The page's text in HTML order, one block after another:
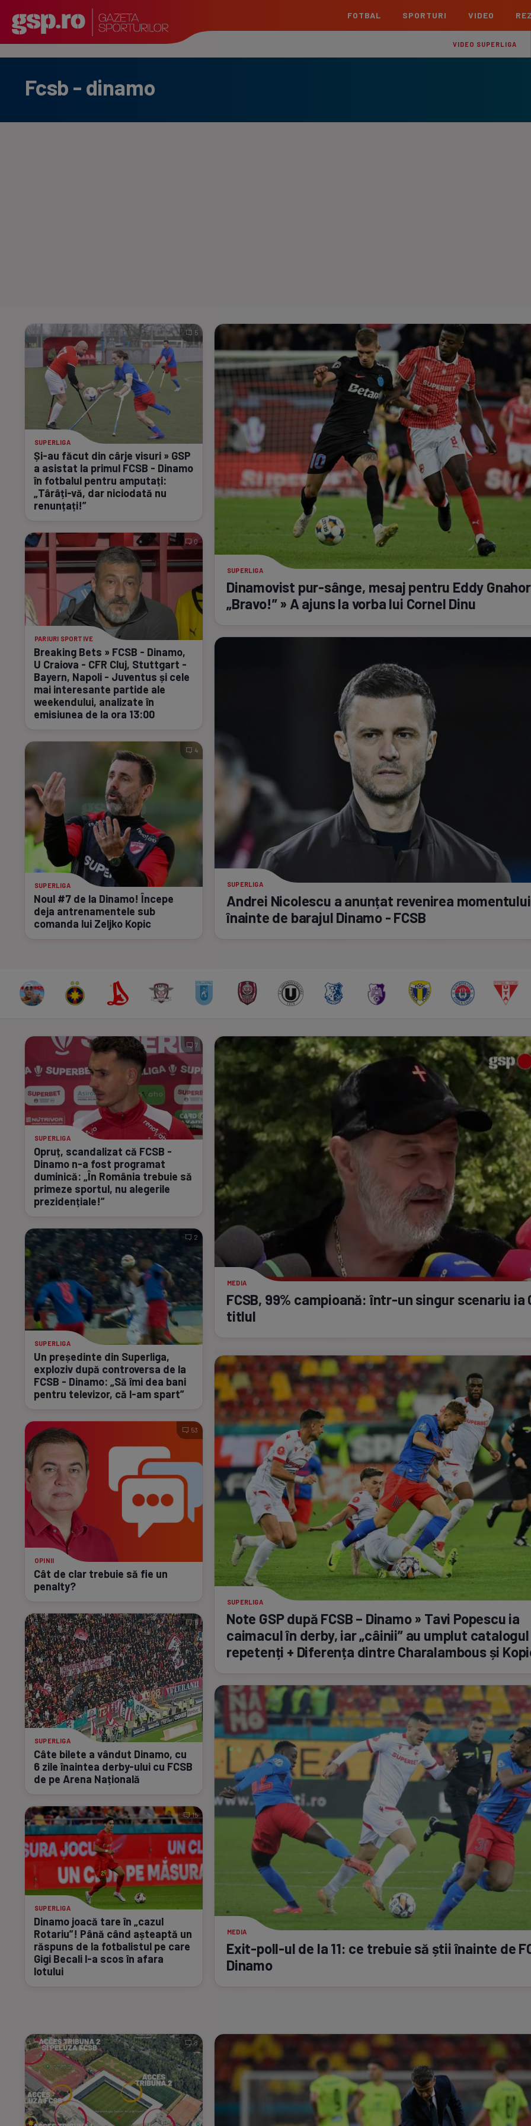
FOTBAL
Program TV
SPORTURI VIDEO
VIDEO SUPERLIGA
Fcsb - dinamo
SUPERLIGA
Și-au făcut din cârje visuri » GSP
a asistat la primul FCSB - Dinamo
în fotbalul pentru amputați:
„Târâți-vă, dar niciodată nu
renunțați!”
5
PARIURI SPORTIVE
Breaking Bets » FCSB - Dinamo,
U Craiova - CFR Cluj, Stuttgart -
Bayern, Napoli - Juventus și cele
mai interesante partide ale
weekendului, analizate în
emisiunea de la ora 13:00
0
SUPERLIGA
Noul #7 de la Dinamo! Începe
deja antrenamentele sub
comanda lui Zeljko Kopic
4
SUPERLIGA
Dinamovist pur-sânge, mesaj pentru Eddy
„Bravo!” » A ajuns la vorba lui Cornel Dinu
SUPERLIGA
Andrei Nicolescu a anunțat revenirea momentului
înainte de barajul Dinamo - FCSB
SUPERLIGA
Opruț, scandalizat că FCSB -
Dinamo n-a fost programat
duminică: „În România trebuie să
primeze sportul, nu alegerile
prezidențiale!”
7
SUPERLIGA
Un președinte din Superliga,
exploziv după controversa de la
FCSB - Dinamo: „Să îmi dea bani
pentru televizor, că l-am spart”
2
OPINII
Cât de clar trebuie să fie un
penalty?
53
SUPERLIGA
Câte bilete a vândut Dinamo, cu
6 zile înaintea derby-ului cu FCSB
de pe Arena Națională
5
SUPERLIGA
Dinamo joacă tare în „cazul
Rotariu”! Până când așteaptă un
răspuns de la fotbalistul pe care
Gigi Becali l-a scos în afara
lotului
15
MEDIA
FCSB, 99% campioană:într-un singur scenariu ia
titlul
SUPERLIGA
Note GSP după FCSB – Dinamo » Tavi Popescu ia
caimacul în derby, iar „câinii” au umplut
repetenți + Diferența dintre Charalambous și
MEDIA
Exit-poll-ul de la 11: ce trebuie să știi înainte de
Dinamo
8